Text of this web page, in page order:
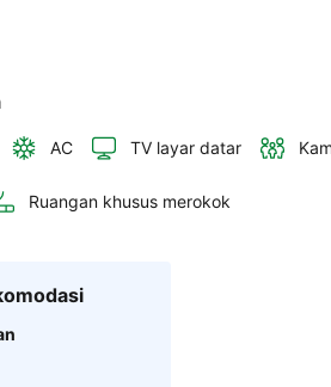
AC TV layar datar
Ruangan khusus merokok